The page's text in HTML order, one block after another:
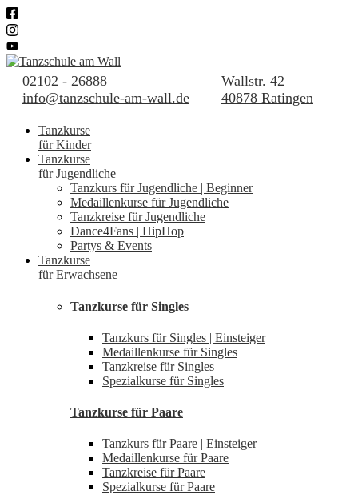
02102 - 26888
info@tanzschule-am-wall.de
Wallstr. 42
40878 Ratingen
Tanzkurse
für Kinder
Tanzkurse
für Jugendliche
Tanzkurs für Jugendliche | Beginner
Medaillenkurse für Jugendliche
Tanzkreise für Jugendliche
Dance4Fans | HipHop
Partys & Events
Tanzkurse
für Erwachsene
Tanzkurse für Singles
Tanzkurs für Singles | Einsteiger
Medaillenkurse für Singles
Tanzkreise für Singles
Spezialkurse für Singles
Tanzkurse für Paare
Tanzkurs für Paare | Einsteiger
Medaillenkurse für Paare
Tanzkreise für Paare
Spezialkurse für Paare